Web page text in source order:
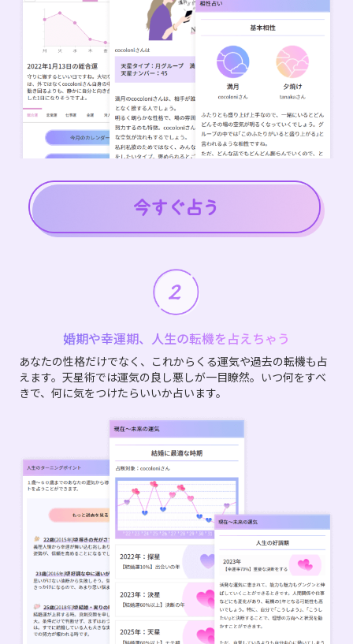
婚期や幸運期、人生の転機を占えちゃう
あなたの性格だけでなく、これからくる運気や過去の転機も占
えます。天星術では運気の良し悪しが一目瞭然。いつ何をすべ
きで、何に気をつけたらいいか占います。